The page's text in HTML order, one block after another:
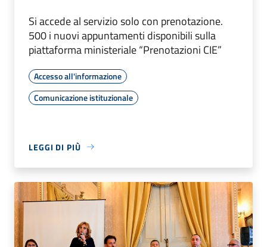
Si accede al servizio solo con prenotazione.
500 i nuovi appuntamenti disponibili sulla
piattaforma ministeriale “Prenotazioni CIE”
Accesso all'informazione
Comunicazione istituzionale
LEGGI DI PIÙ